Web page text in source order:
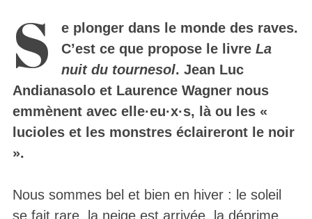
S
e plonger dans le monde des raves.
C’est ce que propose le livre La
nuit du tournesol. Jean Luc
Andianasolo et Laurence Wagner nous
emmènent avec elle·eu·x·s, là ou les «
lucioles et les monstres éclaireront le noir
».
Nous sommes bel et bien en hiver : le soleil
se fait rare, la neige est arrivée, la déprime